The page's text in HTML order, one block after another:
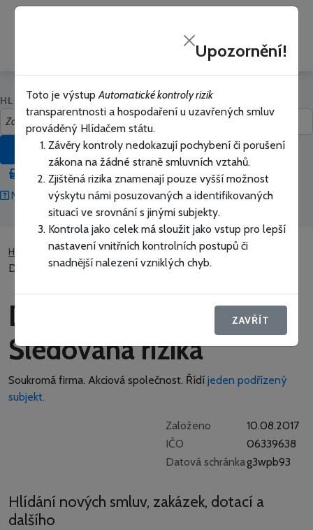
PŘIHLÁSIT SE
HLEDAT V HLÍDAČI STÁTU
HLEDAT
Přepnout na vyhledávání bez našeptávače
Nápověda jak vyhledávat
Snadné hledání
Hlídač státu Úřady a firmy Duritiam, a.s.
Duritiam, a.s. - Sledovaná rizika
Duritiam, a.s. -
Sledovaná rizika
Soukromá firma. Akciová společnost. Řídí jeden podřízený
subjekt.
Založeno
10.08.2017
IČO
06339638
Datová schránkag3wpb93
Hlídání nových smluv, zakázek, dotací a
dalšího
Zavřít
Upozornění!
Toto je výstupAutomatické kontroly rizik
transparentnosti a hospodaření u uzavřených smluv
prováděný Hlídačem státu.
Závěry kontroly nedokazují pochybení či porušení
zákona na žádné straně smluvních vztahů.
Zjištěná rizika znamenají pouze vyšší možnost
výskytu námi posuzovaných a identifikovaných
situací ve srovnání s jinými subjekty.
Kontrola jako celek má sloužit jako vstup pro lepší
nastavení vnitřních kontrolních postupů či
snadnější nalezení vzniklých chyb.
ZAVŘÍT